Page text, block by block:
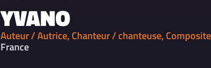
YVANO
Auteur / Autrice, Chanteur / chanteuse,
France